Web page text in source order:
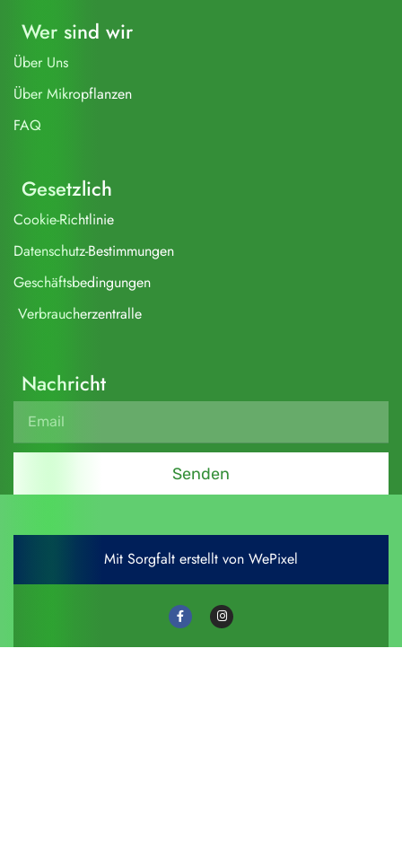
Wer sind wir
Über Uns
Über Mikropflanzen
FAQ
Gesetzlich
Cookie-Richtlinie
Datenschutz-Bestimmungen
Geschäftsbedingungen
Verbraucherzentralle
Nachricht
Senden
Mit Sorgfalt erstellt von WePixel